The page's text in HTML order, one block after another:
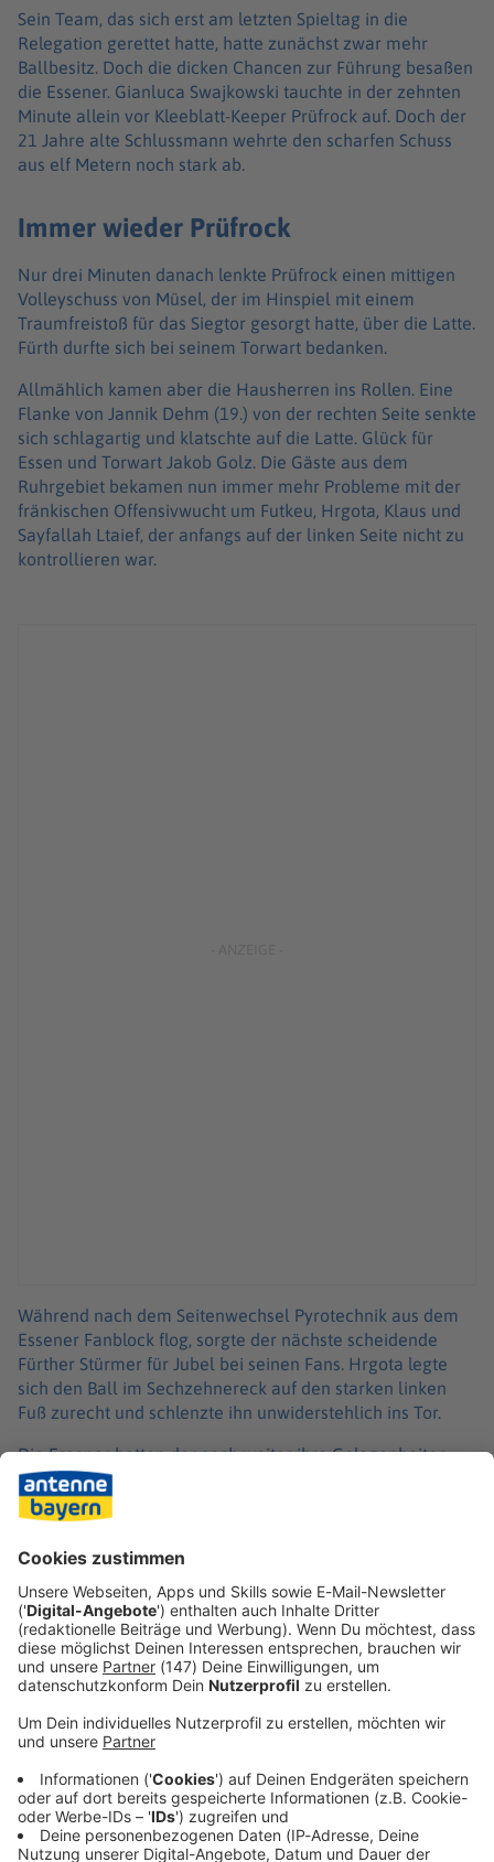
Sein Team, das sich erst am letzten Spieltag in die
Relegation gerettet hatte, hatte zunächst zwar mehr
Ballbesitz. Doch die dicken Chancen zur Führung besaßen
die Essener. Gianluca Swajkowski tauchte in der zehnten
Minute allein vor Kleeblatt-Keeper Prüfrock auf. Doch der
21 Jahre alte Schlussmann wehrte den scharfen Schuss
aus elf Metern noch stark ab.
Immer wieder Prüfrock
Nur drei Minuten danach lenkte Prüfrock einen mittigen
Volleyschuss von Müsel, der im Hinspiel mit einem
Traumfreistoß für das Siegtor gesorgt hatte, über die Latte.
Fürth durfte sich bei seinem Torwart bedanken.
Allmählich kamen aber die Hausherren ins Rollen. Eine
Flanke von Jannik Dehm (19.) von der rechten Seite senkte
sich schlagartig und klatschte auf die Latte. Glück für
Essen und Torwart Jakob Golz. Die Gäste aus dem
Ruhrgebiet bekamen nun immer mehr Probleme mit der
fränkischen Offensivwucht um Futkeu, Hrgota, Klaus und
Sayfallah Ltaief, der anfangs auf der linken Seite nicht zu
kontrollieren war.
Während nach dem Seitenwechsel Pyrotechnik aus dem
Essener Fanblock flog, sorgte der nächste scheidende
Fürther Stürmer für Jubel bei seinen Fans. Hrgota legte
sich den Ball im Sechzehnereck auf den starken linken
Fuß zurecht und schlenzte ihn unwiderstehlich ins Tor.
Die Essener hatten dennoch weiter ihre Gelegenheiten.
Abschlüsse wie von Michael Kostka (50.) waren aber viel
zu schwach. Auf der Gegenseite rettete Golz gegen den
dauergefährlichen Futkeu (56.). Die Fürther Defensive war
nicht immer sicher - sie hielt dem Schlussdruck aber